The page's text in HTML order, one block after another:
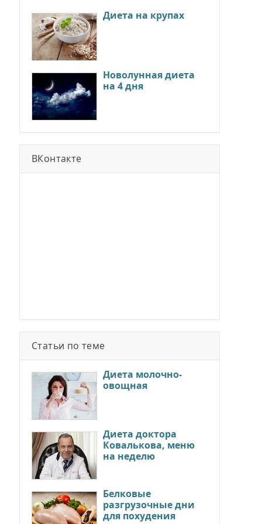
Диета на крупах
Новолунная диета
на 4 дня
ВКонтакте
Статьи по теме
Диета молочно-
овощная
Диета доктора
Ковалькова, меню
на неделю
Белковые
разгрузочные дни
для похудения